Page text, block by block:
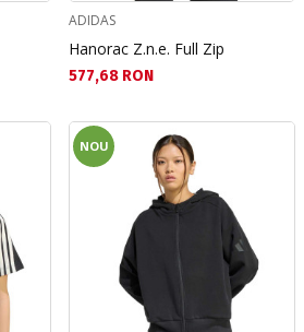
ADIDAS
Hanorac Z.n.e. Full Zip
Текуща цена:
577,68 RON
NOU